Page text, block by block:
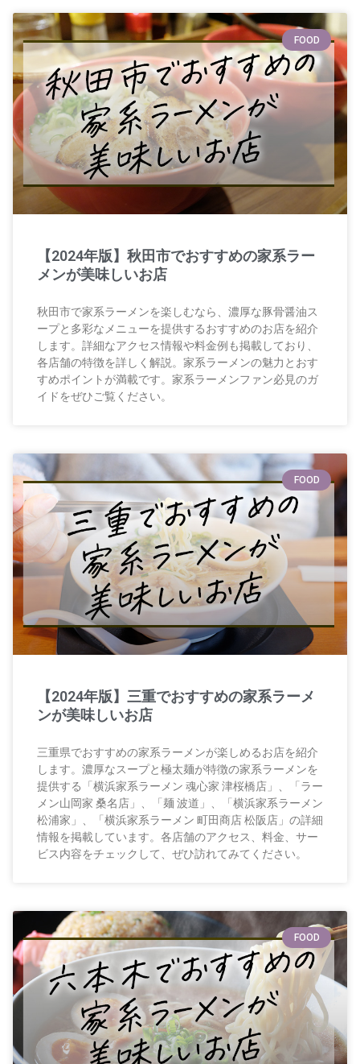
FOOD
【2024年版】秋田市でおすすめの家系ラー
メンが美味しいお店
秋田市で家系ラーメンを楽しむなら、濃厚な豚骨醤油ス
ープと多彩なメニューを提供するおすすめのお店を紹介
します。詳細なアクセス情報や料金例も掲載しており、
各店舗の特徴を詳しく解説。家系ラーメンの魅力とおす
すめポイントが満載です。家系ラーメンファン必見のガ
イドをぜひご覧ください。
FOOD
【2024年版】三重でおすすめの家系ラーメ
ンが美味しいお店
三重県でおすすめの家系ラーメンが楽しめるお店を紹介
します。濃厚なスープと極太麺が特徴の家系ラーメンを
提供する「横浜家系ラーメン 魂心家 津桜橋店」、「ラー
メン山岡家 桑名店」、「麺 波道」、「横浜家系ラーメン
松浦家」、「横浜家系ラーメン 町田商店 松阪店」の詳細
情報を掲載しています。各店舗のアクセス、料金、サー
ビス内容をチェックして、ぜひ訪れてみてください。
FOOD